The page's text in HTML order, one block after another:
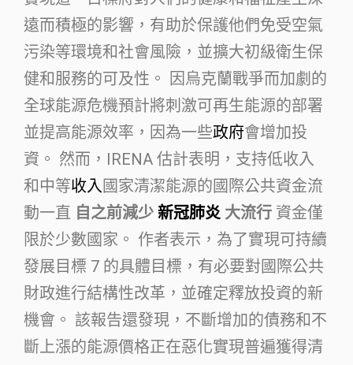
遠而積極的影響，有助於保護他們免受空氣
污染等環境和社會風險，並擴大初級衛生保
健和服務的可及性。 因烏克蘭戰爭而加劇的
全球能源危機預計將刺激可再生能源的部署
並提高能源效率，因為一些政府會增加投
資。 然而，IRENA 估計表明，支持低收入
和中等收入 國家清潔能源的國際公共資金流
動一直 自之前減少 新冠肺炎 大流行 資金僅
限於少數國家。 作者表示，為了實現可持續
發展目標 7 的具體目標，有必要對國際公共
財政進行結構性改革，並確定釋放投資的新
機會。 該報告還發現，不斷增加的債務和不
斷上漲的能源價格正在惡化實現普遍獲得清